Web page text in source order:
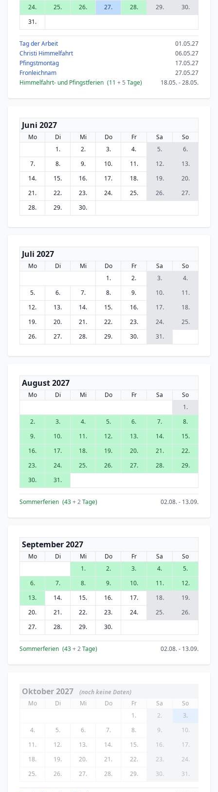
24. 25. 26. 27. 28. 29.
30.
31.
Tag der Arbeit
01.05.27
Christi Himmelfahrt
06.05.27
Pfingstmontag
17.05.27
Fronleichnam
27.05.27
Himmelfahrt- und Pfingstferien (11 + 5 Tage) 18.05. - 28.05.
Juni 2027
Mo Di Mi Do Fr Sa
So
1.
2. 3. 4. 5.
6.
7.
8. 9. 10. 11. 12.
13.
14.
15. 16. 17. 18. 19.
20.
21.
22. 23. 24. 25. 26.
27.
28.
29. 30.
Juli 2027
Mo Di Mi Do Fr Sa
So
1.
2. 3.
4.
5.
6. 7. 8. 9. 10.
11.
12.
13. 14. 15. 16. 17.
18.
19.
20. 21. 22. 23. 24.
25.
26.
27. 28. 29. 30. 31.
August 2027
Mo Di Mi Do Fr Sa
So
1.
2.
3. 4. 5. 6. 7.
8.
9.
10. 11. 12. 13. 14.
15.
16.
17. 18. 19. 20. 21.
22.
23.
24. 25. 26. 27. 28.
29.
30.
31.
Sommerferien (43+ 2Tage) 02.08. - 13.09.
September 2027
Mo Di Mi Do Fr Sa
So
1.
2. 3. 4.
5.
6.
7. 8. 9. 10. 11.
12.
13.
14. 15. 16. 17. 18.
19.
20.
21. 22. 23. 24. 25.
26.
27.
28. 29. 30.
Sommerferien (43+ 2Tage) 02.08. - 13.09.
Oktober 2027
(noch keine Daten)
Mo
Di Mi Do Fr Sa
So
1.
2.
3.
4.
5. 6. 7. 8. 9.
10.
11.
12. 13. 14. 15. 16.
17.
18.
19. 20. 21. 22. 23.
24.
25.
26. 27. 28. 29. 30. 31.